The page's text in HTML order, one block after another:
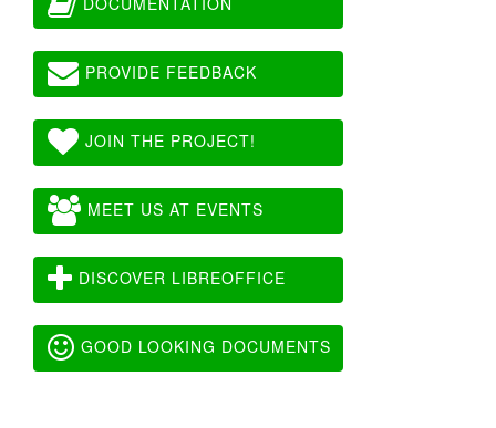
PROVIDE FEEDBACK
JOIN THE PROJECT!
MEET US AT EVENTS
DISCOVER LIBREOFFICE
GOOD LOOKING DOCUMENTS